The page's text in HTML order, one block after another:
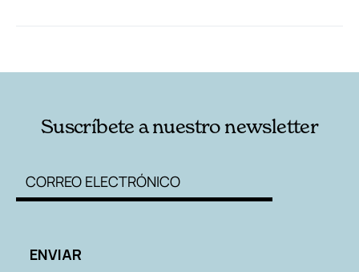
Suscríbete a nuestro newsletter